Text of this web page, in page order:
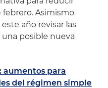
Asimismo
año revisar las
posible nueva
aumentos para
del régimen simple